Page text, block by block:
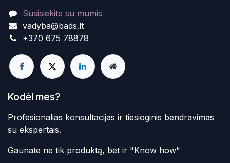
Susisiekite su mumis
vadyba@bads.lt
+370 675 78878
Kodėl mes?
Profesionalias konsultacijas ir tiesioginis bendravimas
su ekspertais.
Gaunate ne tik produktą, bet ir "Know how"